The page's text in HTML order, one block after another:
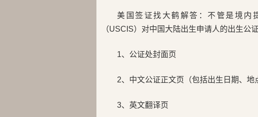
美国签证找大鹤解答：不管是境内
（USCIS）对中国大陆出生申请人的出生公
1、公证处封面页
2、中文公证正文页（包括出生日期、地
3、英文翻译页